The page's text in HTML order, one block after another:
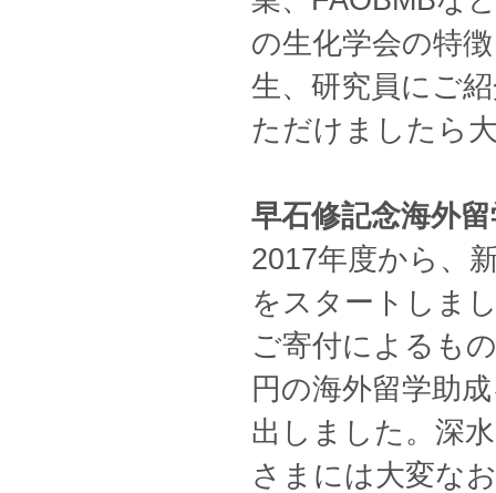
の生化学会の特
生、研究員にご
ただけましたら
早石修記念海外
2017年度から、
をスタートしま
ご寄付によるも
円の海外留学助
出しました。深
さまには大変な